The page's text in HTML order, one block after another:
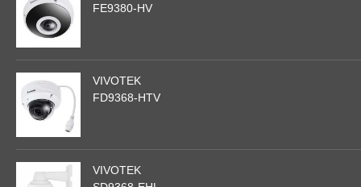
FE9380-HV
VIVOTEK
FD9368-HTV
VIVOTEK